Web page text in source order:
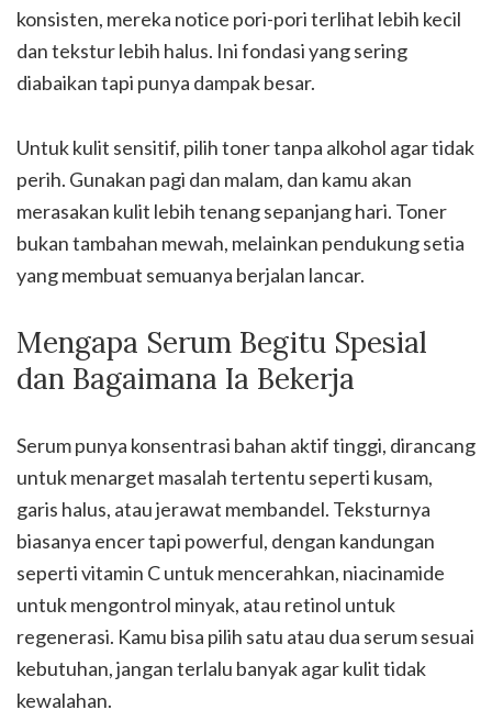
konsisten, mereka notice pori-pori terlihat lebih kecil
dan tekstur lebih halus. Ini fondasi yang sering
diabaikan tapi punya dampak besar.
Untuk kulit sensitif, pilih toner tanpa alkohol agar tidak
perih. Gunakan pagi dan malam, dan kamu akan
merasakan kulit lebih tenang sepanjang hari. Toner
bukan tambahan mewah, melainkan pendukung setia
yang membuat semuanya berjalan lancar.
Mengapa Serum Begitu Spesial
dan Bagaimana Ia Bekerja
Serum punya konsentrasi bahan aktif tinggi, dirancang
untuk menarget masalah tertentu seperti kusam,
garis halus, atau jerawat membandel. Teksturnya
biasanya encer tapi powerful, dengan kandungan
seperti vitamin C untuk mencerahkan, niacinamide
untuk mengontrol minyak, atau retinol untuk
regenerasi. Kamu bisa pilih satu atau dua serum sesuai
kebutuhan, jangan terlalu banyak agar kulit tidak
kewalahan.